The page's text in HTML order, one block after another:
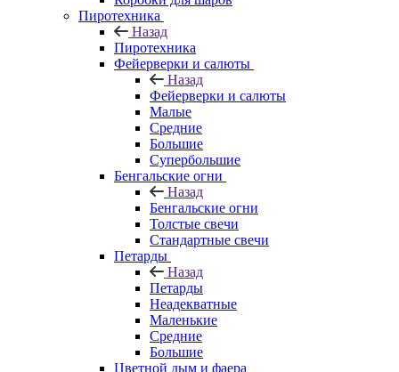
Пиротехника
Назад
Пиротехника
Фейерверки и салюты
Назад
Фейерверки и салюты
Малые
Средние
Большие
Супербольшие
Бенгальские огни
Назад
Бенгальские огни
Толстые свечи
Стандартные свечи
Петарды
Назад
Петарды
Неадекватные
Маленькие
Средние
Большие
Цветной дым и фаера